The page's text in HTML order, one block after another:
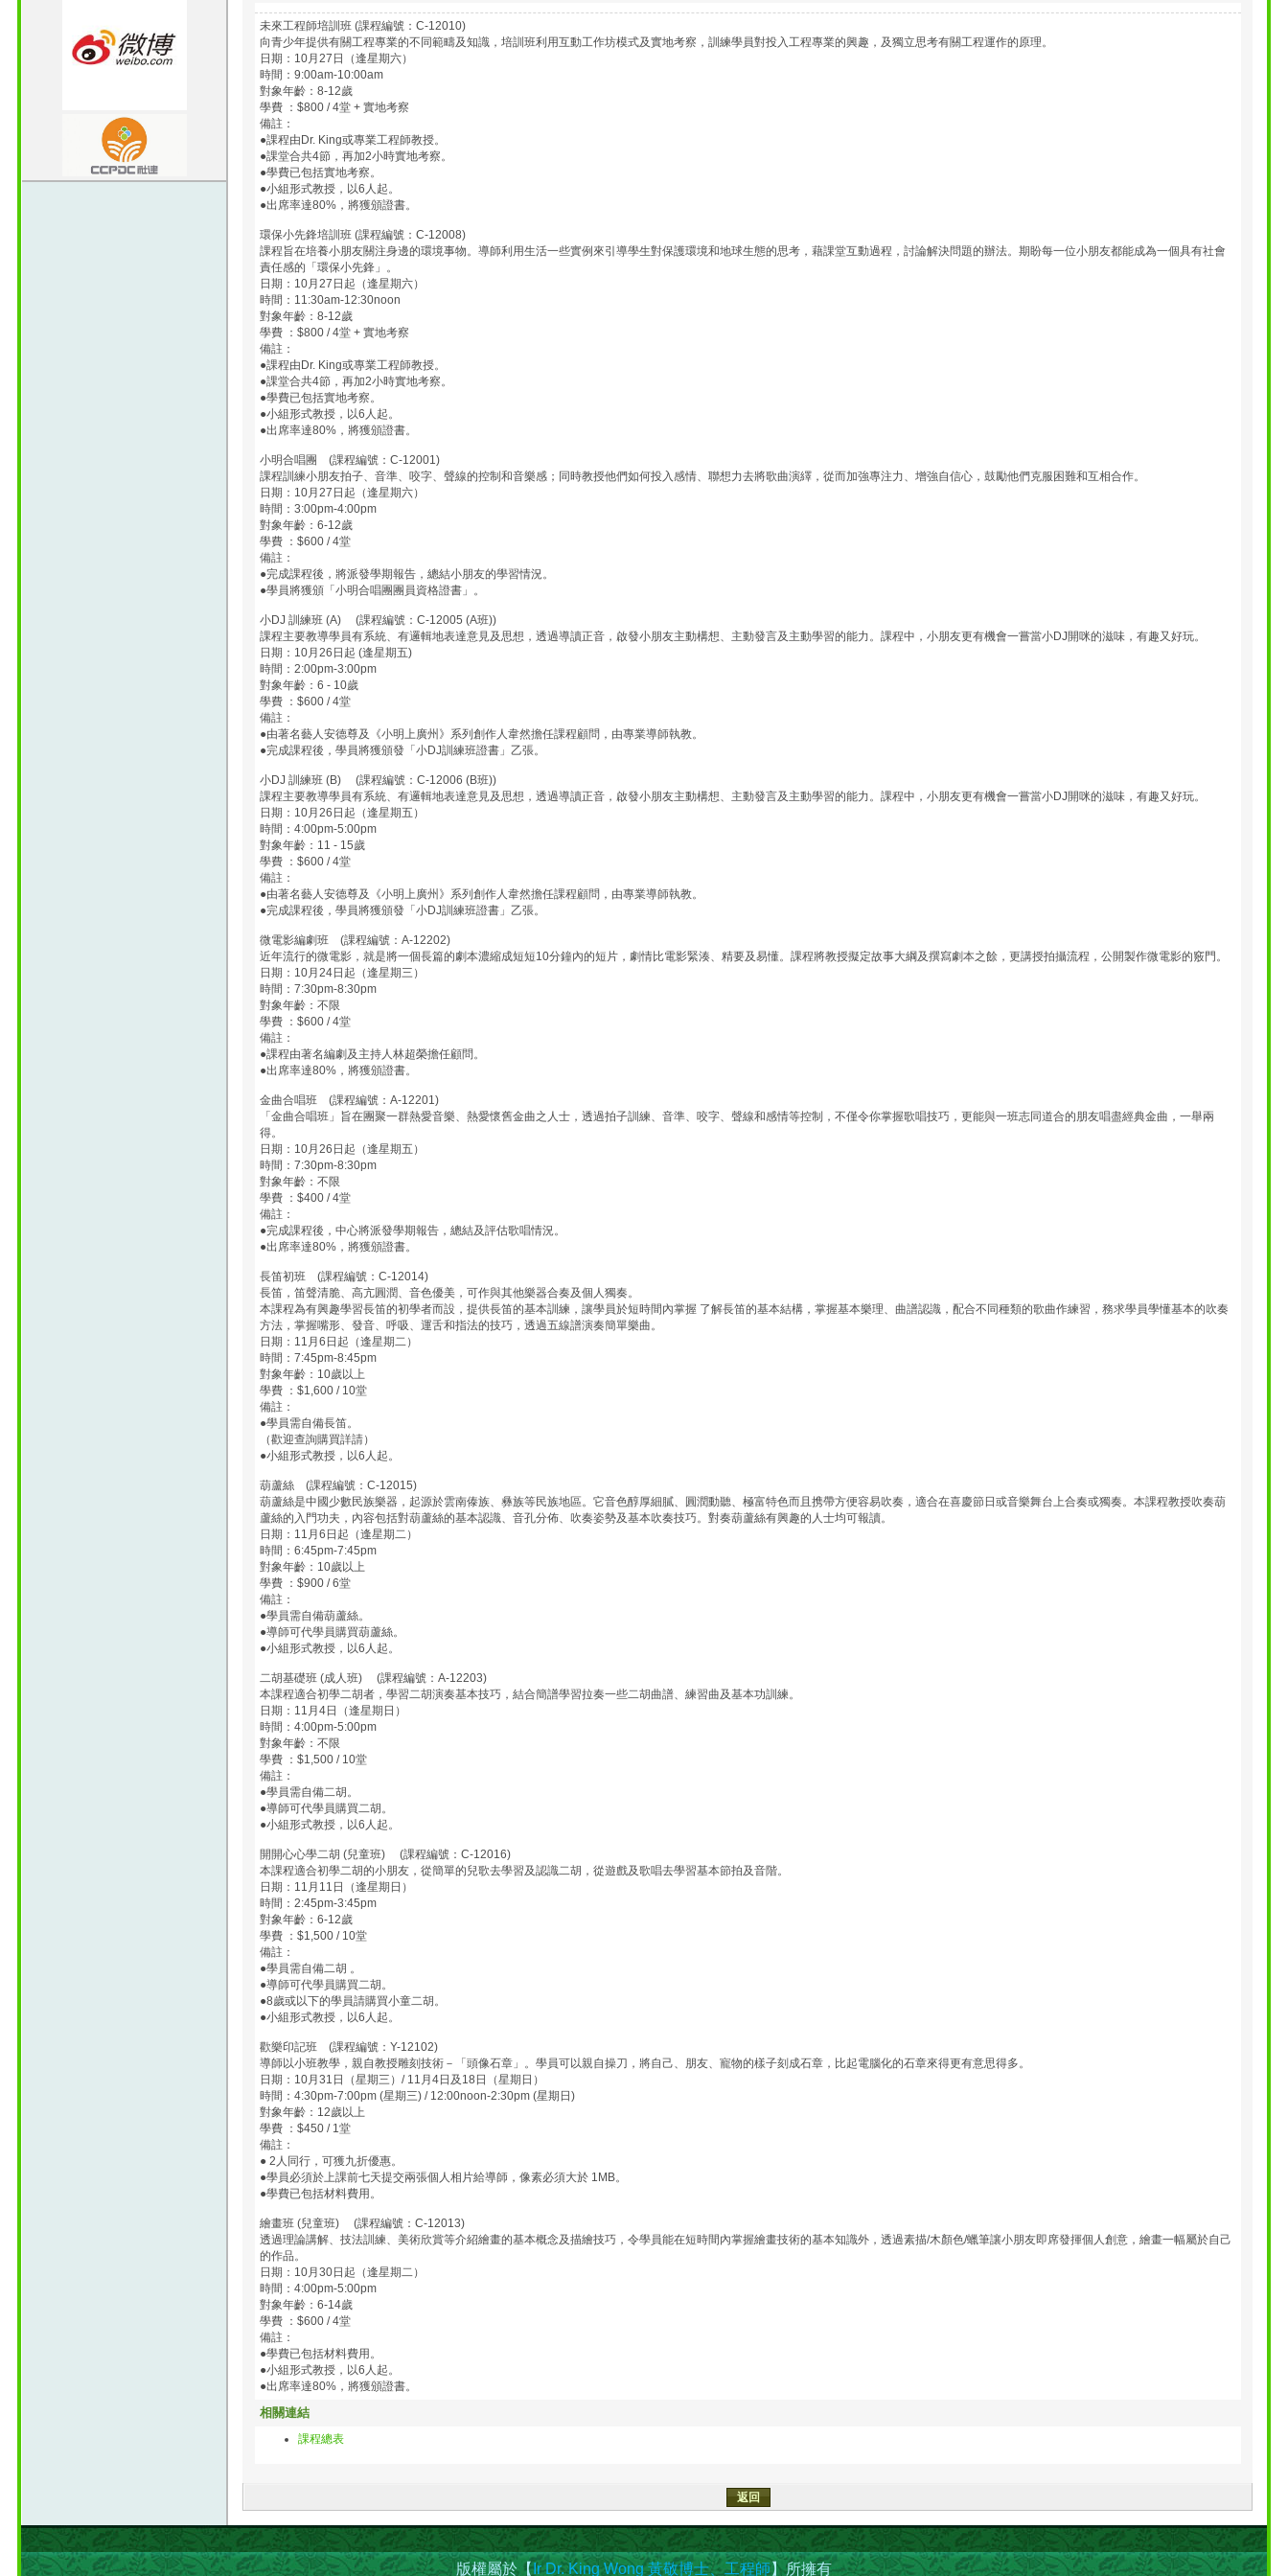
未來工程師培訓班 (課程編號：C-12010)
向青少年提供有關工程專業的不同範疇及知識，培訓班利用互動工作坊模式及實地考察，訓練學員對投入工程專業的興趣，及獨立思考有關工程運作的原理。
日期：10月27日（逢星期六）
時間：9:00am-10:00am
對象年齡：8-12歲
學費 ：$800 / 4堂 + 實地考察
備註：
●課程由Dr. King或專業工程師教授。
●課堂合共4節，再加2小時實地考察。
●學費已包括實地考察。
●小組形式教授，以6人起。
●出席率達80%，將獲頒證書。
環保小先鋒培訓班 (課程編號：C-12008)
課程旨在培養小朋友關注身邊的環境事物。導師利用生活一些實例來引導學生對保護環境和地球生態的思考，藉課堂互動過程，討論解決問題的辦法。期盼每一位小朋友都能成為一個具有社會
責任感的「環保小先鋒」。
日期：10月27日起（逢星期六）
時間：11:30am-12:30noon
對象年齡：8-12歲
學費 ：$800 / 4堂 + 實地考察
備註：
●課程由Dr. King或專業工程師教授。
●課堂合共4節，再加2小時實地考察。
●學費已包括實地考察。
●小組形式教授，以6人起。
●出席率達80%，將獲頒證書。
小明合唱團 (課程編號：C-12001)
課程訓練小朋友拍子、音準、咬字、聲線的控制和音樂感；同時教授他們如何投入感情、聯想力去將歌曲演繹，從而加強專注力、增強自信心，鼓勵他們克服困難和互相合作。
日期：10月27日起（逢星期六）
時間：3:00pm-4:00pm
對象年齡：6-12歲
學費 ：$600 / 4堂
備註：
●完成課程後，將派發學期報告，總結小朋友的學習情況。
●學員將獲頒「小明合唱團團員資格證書」。
小DJ 訓練班 (A) (課程編號：C-12005 (A班))
課程主要教導學員有系統、有邏輯地表達意見及思想，透過導讀正音，啟發小朋友主動構想、主動發言及主動學習的能力。課程中，小朋友更有機會一嘗當小DJ開咪的滋味，有趣又好玩。
日期：10月26日起 (逢星期五)
時間：2:00pm-3:00pm
對象年齡：6 - 10歲
學費 ：$600 / 4堂
備註：
●由著名藝人安德尊及《小明上廣州》系列創作人韋然擔任課程顧問，由專業導師執教。
●完成課程後，學員將獲頒發「小DJ訓練班證書」乙張。
小DJ 訓練班 (B) (課程編號：C-12006 (B班))
課程主要教導學員有系統、有邏輯地表達意見及思想，透過導讀正音，啟發小朋友主動構想、主動發言及主動學習的能力。課程中，小朋友更有機會一嘗當小DJ開咪的滋味，有趣又好玩。
日期：10月26日起（逢星期五）
時間：4:00pm-5:00pm
對象年齡：11 - 15歲
學費 ：$600 / 4堂
備註：
●由著名藝人安德尊及《小明上廣州》系列創作人韋然擔任課程顧問，由專業導師執教。
●完成課程後，學員將獲頒發「小DJ訓練班證書」乙張。
微電影編劇班 (課程編號：A-12202)
近年流行的微電影，就是將一個長篇的劇本濃縮成短短10分鐘內的短片，劇情比電影緊湊、精要及易懂。課程將教授擬定故事大綱及撰寫劇本之餘，更講授拍攝流程，公開製作微電影的竅門。
日期：10月24日起（逢星期三）
時間：7:30pm-8:30pm
對象年齡：不限
學費 ：$600 / 4堂
備註：
●課程由著名編劇及主持人林超榮擔任顧問。
●出席率達80%，將獲頒證書。
金曲合唱班 (課程編號：A-12201)
「金曲合唱班」旨在團聚一群熱愛音樂、熱愛懷舊金曲之人士，透過拍子訓練、音準、咬字、聲線和感情等控制，不僅令你掌握歌唱技巧，更能與一班志同道合的朋友唱盡經典金曲，一舉兩
得。
日期：10月26日起（逢星期五）
時間：7:30pm-8:30pm
對象年齡：不限
學費 ：$400 / 4堂
備註：
●完成課程後，中心將派發學期報告，總結及評估歌唱情況。
●出席率達80%，將獲頒證書。
長笛初班 (課程編號：C-12014)
長笛，笛聲清脆、高亢圓潤、音色優美，可作與其他樂器合奏及個人獨奏。
本課程為有興趣學習長笛的初學者而設，提供長笛的基本訓練，讓學員於短時間內掌握 了解長笛的基本結構，掌握基本樂理、曲譜認識，配合不同種類的歌曲作練習，務求學員學懂基本的吹奏
方法，掌握嘴形、發音、呼吸、運舌和指法的技巧，透過五線譜演奏簡單樂曲。
日期：11月6日起（逢星期二）
時間：7:45pm-8:45pm
對象年齡：10歲以上
學費 ：$1,600 / 10堂
備註：
●學員需自備長笛。
（歡迎查詢購買詳請）
●小組形式教授，以6人起。
葫蘆絲 (課程編號：C-12015)
葫蘆絲是中國少數民族樂器，起源於雲南傣族、彝族等民族地區。它音色醇厚細膩、圓潤動聽、極富特色而且携帶方便容易吹奏，適合在喜慶節日或音樂舞台上合奏或獨奏。本課程教授吹奏葫
蘆絲的入門功夫，內容包括對葫蘆絲的基本認識、音孔分佈、吹奏姿勢及基本吹奏技巧。對奏葫蘆絲有興趣的人士均可報讀。
日期：11月6日起（逢星期二）
時間：6:45pm-7:45pm
對象年齡：10歲以上
學費 ：$900 / 6堂
備註：
●學員需自備葫蘆絲。
●導師可代學員購買葫蘆絲。
●小組形式教授，以6人起。
二胡基礎班 (成人班) (課程編號：A-12203)
本課程適合初學二胡者，學習二胡演奏基本技巧，結合簡譜學習拉奏一些二胡曲譜、練習曲及基本功訓練。
日期：11月4日（逢星期日）
時間：4:00pm-5:00pm
對象年齡：不限
學費 ：$1,500 / 10堂
備註：
●學員需自備二胡。
●導師可代學員購買二胡。
●小組形式教授，以6人起。
開開心心學二胡 (兒童班) (課程編號：C-12016)
本課程適合初學二胡的小朋友，從簡單的兒歌去學習及認識二胡，從遊戲及歌唱去學習基本節拍及音階。
日期：11月11日（逢星期日）
時間：2:45pm-3:45pm
對象年齡：6-12歲
學費 ：$1,500 / 10堂
備註：
●學員需自備二胡 。
●導師可代學員購買二胡。
●8歲或以下的學員請購買小童二胡。
●小組形式教授，以6人起。
歡樂印記班 (課程編號：Y-12102)
導師以小班教學，親自教授雕刻技術－「頭像石章」。學員可以親自操刀，將自己、朋友、寵物的樣子刻成石章，比起電腦化的石章來得更有意思得多。
日期：10月31日（星期三）/ 11月4日及18日（星期日）
時間：4:30pm-7:00pm (星期三) / 12:00noon-2:30pm (星期日)
對象年齡：12歲以上
學費 ：$450 / 1堂
備註：
● 2人同行，可獲九折優惠。
●學員必須於上課前七天提交兩張個人相片給導師，像素必須大於 1MB。
●學費已包括材料費用。
繪畫班 (兒童班) (課程編號：C-12013)
透過理論講解、技法訓練、美術欣賞等介紹繪畫的基本概念及描繪技巧，令學員能在短時間內掌握繪畫技術的基本知識外，透過素描/木顏色/蠟筆讓小朋友即席發揮個人創意，繪畫一幅屬於自己
的作品。
日期：10月30日起（逢星期二）
時間：4:00pm-5:00pm
對象年齡：6-14歲
學費 ：$600 / 4堂
備註：
●學費已包括材料費用。
●小組形式教授，以6人起。
●出席率達80%，將獲頒證書。
相關連結
課程總表
版權屬於【Ir Dr. King Wong 黃敬博士、工程師】所擁有